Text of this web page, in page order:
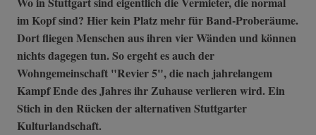
im Kopf sind? Hier kein Platz mehr für Band-Proberäume.
Dort fliegen Menschen aus ihren vier Wänden und können
nichts dagegen tun. So ergeht es auch der
Wohngemeinschaft "Revier 5", die nach jahrelangem
Kampf Ende des Jahres ihr Zuhause verlieren wird. Ein
Stich in den Rücken der alternativen Stuttgarter
Kulturlandschaft.